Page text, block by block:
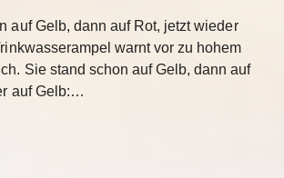
auf Gelb, dann auf Rot, jetzt wieder
warnt vor zu hohem
Sie stand schon auf Gelb, dann auf
auf Gelb:…